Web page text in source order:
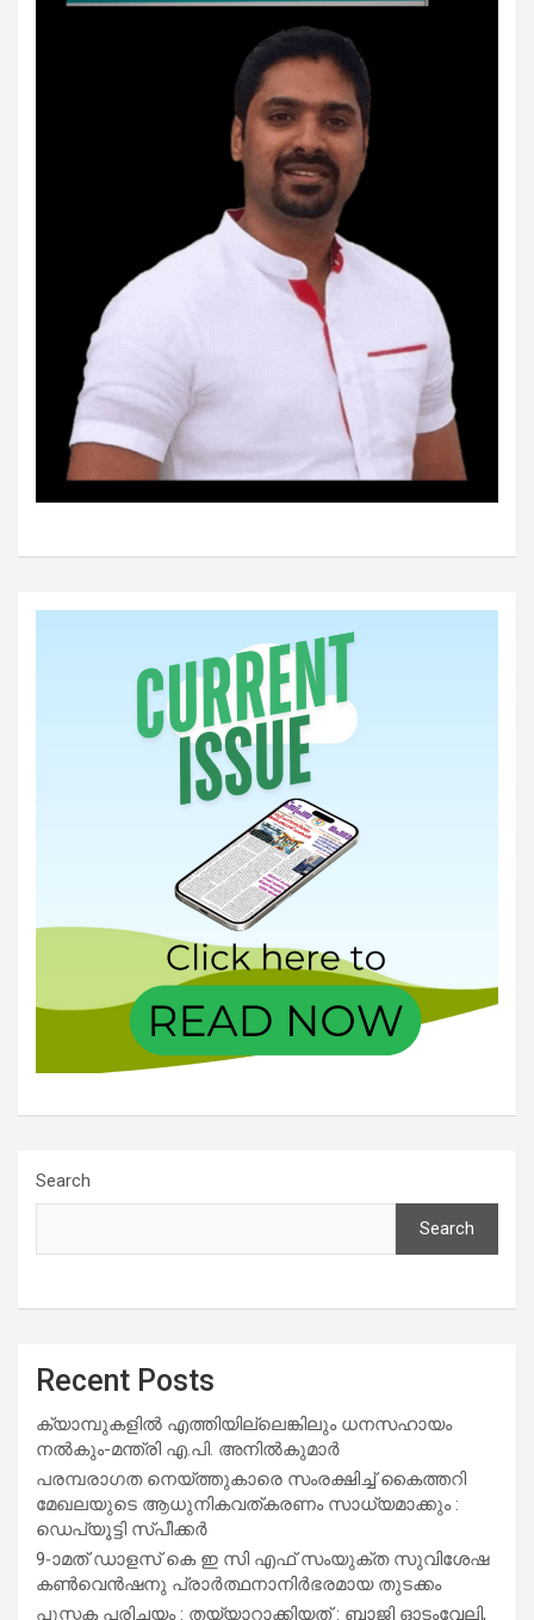
Search
Search
Recent Posts
ക്യാമ്പുകളിൽ എത്തിയില്ലെങ്കിലും ധനസഹായം
നൽകും-മന്ത്രി എ.പി. അനിൽകുമാർ
പരമ്പരാഗത നെയ്ത്തുകാരെ സംരക്ഷിച്ച് കൈത്തറി
മേഖലയുടെ ആധുനികവത്കരണം സാധ്യമാക്കും :
ഡെപ്യൂട്ടി സ്പീക്കർ
9-ാമത് ഡാളസ് കെ ഇ സി എഫ് സംയുക്ത സുവിശേഷ
കൺവെൻഷനു പ്രാർത്ഥനാനിർഭരമായ തുടക്കം
പുസ്തക പരിചയം : തയ്യാറാക്കിയത് : ബാജി ഓടംവേലി,